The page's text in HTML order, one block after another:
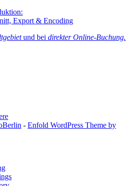
Export & Encoding
und bei direkter Online-Buchung.
- Enfold WordPress Theme by